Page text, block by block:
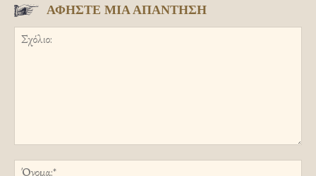
ΑΦΗΣΤΕ ΜΙΑ ΑΠΑΝΤΗΣΗ